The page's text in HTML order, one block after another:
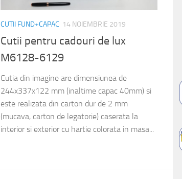
CUTII FUND+CAPAC 14 NOIEMBRIE 2019
Cutii pentru cadouri de lux
M6128-6129
Cutia din imagine are dimensiunea de
244x337x122 mm (inaltime capac 40mm) si
este realizata din carton dur de 2 mm
(mucava, carton de legatorie) caserata la
interior si exterior cu hartie colorata in masa...